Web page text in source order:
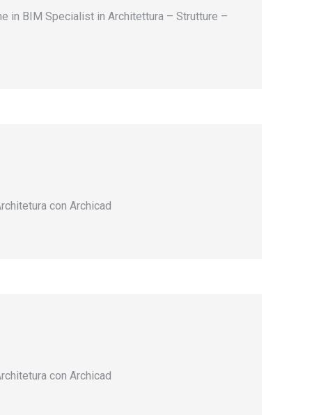
in BIM Specialist in Architettura – Strutture –
con Archicad
con Archicad